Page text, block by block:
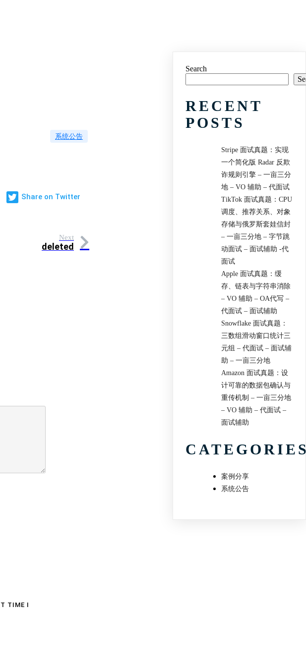
系统公告
Share on Twitter
Next
deleted
TIME I
Search
RECENT
POSTS
Stripe 面试真题：实现
一个简化版 Radar 反欺
诈规则引擎 – 一亩三分
地 – VO 辅助 – 代面试
TikTok 面试真题：CPU
调度、推荐关系、对象
存储与俄罗斯套娃信封
– 一亩三分地 – 字节跳
动面试 – 面试辅助 -代
面试
Apple 面试真题：缓
存、链表与字符串消除
– VO 辅助 – OA代写 –
代面试 – 面试辅助
Snowflake 面试真题：
三数组滑动窗口统计三
元组 – 代面试 – 面试辅
助 – 一亩三分地
Amazon 面试真题：设
计可靠的数据包确认与
重传机制 – 一亩三分地
– VO 辅助 – 代面试 –
面试辅助
案例分享
系统公告